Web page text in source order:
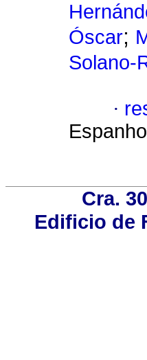
Óscar;
Solano-
·
Cra.
Edificio de